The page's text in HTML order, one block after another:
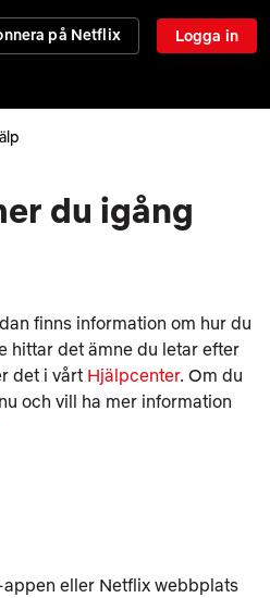
på Netflix Logga in
du igång
finns information om hur du
hittar det ämne du letar efter
det i vårt Hjälpcenter. Om du
och vill ha mer information
eller Netflix webbplats